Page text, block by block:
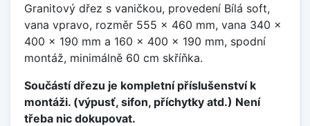
Granitový dřez s vaničkou, provedení Bílá soft,
vana vpravo, rozměr 555 x 460 mm, vana 340 x
400 x 190 mm a 160 x 400 x 190 mm, spodní
montáž, minimálně 60 cm skříňka.
Součástí dřezu je kompletní příslušenství k
montáži. (výpusť, sifon, příchytky atd.) Není
třeba nic dokupovat.